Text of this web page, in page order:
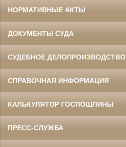
НОРМАТИВНЫЕ АКТЫ
ДОКУМЕНТЫ СУДА
СУДЕБНОЕ ДЕЛОПРОИЗВОДСТВО
СПРАВОЧНАЯ ИНФОРМАЦИЯ
КАЛЬКУЛЯТОР ГОСПОШЛИНЫ
ПРЕСС-СЛУЖБА